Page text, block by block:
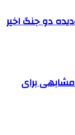
دو جنگ اخیر
برای